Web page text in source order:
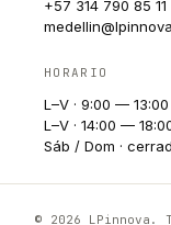
+57 314 790 85 11
HORARIO
L–V · 9:00 — 13:00
L–V · 14:00 —
Sáb / Dom ·
© 2026 LPinnova.